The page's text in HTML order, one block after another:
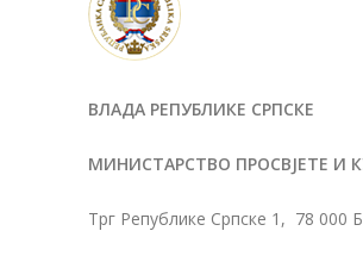
ВЛАДА РЕПУБЛИКЕ СРПСКЕ
МИНИСТАРСТВО ПРОСВЈЕТЕ И
Трг Републике Српске 1, 78 000